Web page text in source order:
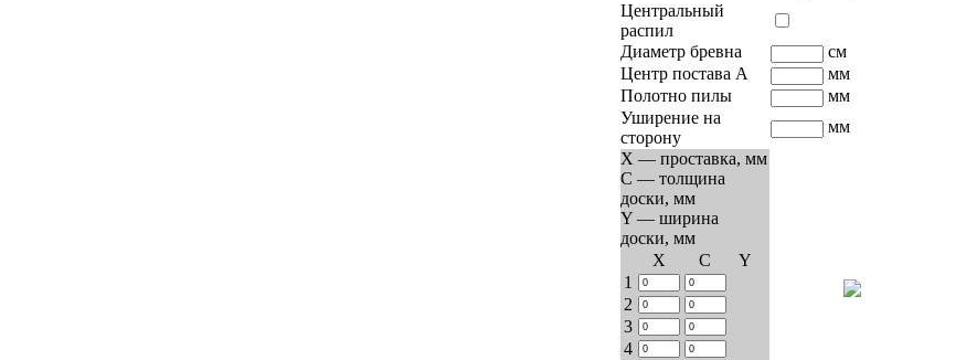
Центральный
распил
Диаметр бревна
см
Центр постава A
мм
Полотно пилы
мм
Уширение на
сторону
мм
X — проставка, мм
C — толщина
доски, мм
Y — ширина
доски, мм
Х
C
Y
1
2
3
4